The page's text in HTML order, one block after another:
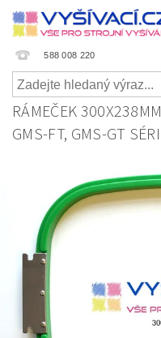
588 008 220
RÁMEČEK
GMS-FT, GMS-GT